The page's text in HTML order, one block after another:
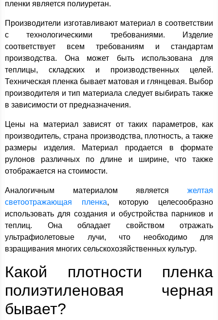
пленки является полиуретан.
Производители изготавливают материал в соответствии
с технологическими требованиями. Изделие
соответствует всем требованиям и стандартам
производства. Она может быть использована для
теплицы, складских и производственных целей.
Техническая пленка бывает матовая и глянцевая. Выбор
производителя и тип материала следует выбирать также
в зависимости от предназначения.
Цены на материал зависят от таких параметров, как
производитель, страна производства, плотность, а также
размеры изделия. Материал продается в формате
рулонов различных по длине и ширине, что также
отображается на стоимости.
Аналогичным материалом является желтая
светоотражающая пленка, которую целесообразно
использовать для создания и обустройства парников и
теплиц. Она обладает свойством отражать
ультрафиолетовые лучи, что необходимо для
взращивания многих сельскохозяйственных культур.
Какой плотности пленка
полиэтиленовая черная
бывает?